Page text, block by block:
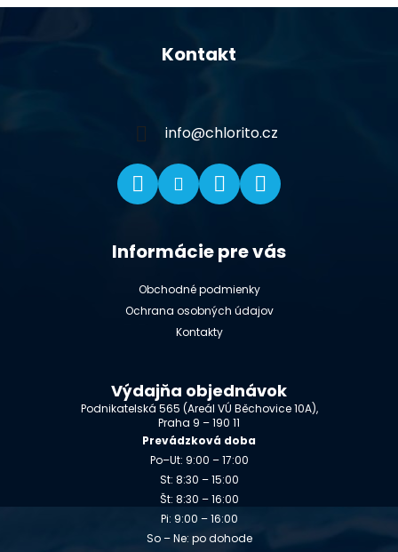
Kontakt
info@chlorito.cz
Informácie pre vás
Obchodné podmienky
Ochrana osobných údajov
Kontakty
Výdajňa objednávok
Podnikatelská 565 (Areál VÚ Běchovice 10A),
Praha 9 – 190 11
Prevádzková doba
Po–Ut: 9:00 – 17:00
St: 8:30 – 15:00
Št: 8:30 – 16:00
Pi: 9:00 – 16:00
So – Ne: po dohode